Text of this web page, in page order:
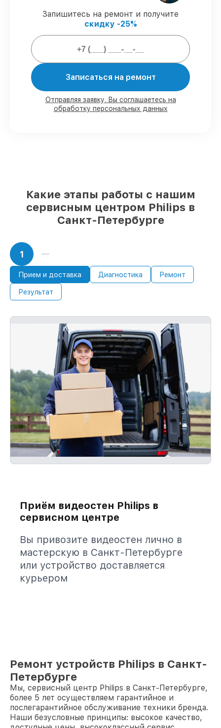
услуги и детали для видеостен Philips
предоставляется гарантия до 3-х лет.
Мы гарантируем:
заказов по ремонту исполняются с
возможностью присутствия владельца
90%
комплектующих Philips готовы к
установке в наших мастерских в Санкт-
Петербурге, остальные доставляются
сразу
Запишитесь на ремонт и получите
скидку -25%
Записаться на ремонт
Отправляя заявку, Вы соглашаетесь на
обработку персональных данных
Какие этапы работы с нашим
сервисным центром Philips в
Санкт-Петербурге
1
Прием и доставка Диагностика Ремонт
Результат
Приём видеостен Philips в
сервисном центре
Вы привозите видеостен лично в
мастерскую в Санкт-Петербурге
или устройство доставляется
курьером
Ремонт устройств Philips в Санкт-
Петербурге
Мы, сервисный центр Philips в Санкт-Петербурге,
более 5 лет осуществляем гарантийное и
послегарантийное обслуживание техники бренда.
Наши безусловные принципы: высокое качество,